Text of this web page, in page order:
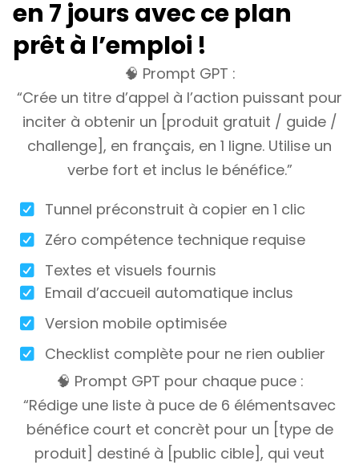
en 7 jours avec ce plan
prêt à l’emploi !
🧠 Prompt GPT :
“Crée un titre d’appel à l’action puissant pour
inciter à obtenir un [produit gratuit / guide /
challenge], en français, en 1 ligne. Utilise un
verbe fort et inclus le bénéfice.”
Tunnel préconstruit à copier en 1 clic
Zéro compétence technique requise
Textes et visuels fournis
Email d’accueil automatique inclus
Version mobile optimisée
Checklist complète pour ne rien oublier
🧠 Prompt GPT pour chaque puce :
“Rédige une liste à puce de 6 élémentsavec
bénéfice court et concrèt pour un [type de
produit] destiné à [public cible], qui veut